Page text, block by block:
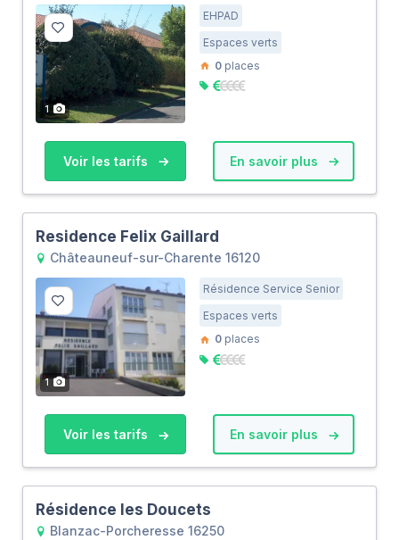
1
EHPAD
Espaces verts
0 places
Voir les tarifs En savoir plus
Residence Felix Gaillard
Châteauneuf-sur-Charente 16120
1
Résidence Service Senior
Espaces verts
0 places
Voir les tarifs En savoir plus
Résidence les Doucets
Blanzac-Porcheresse 16250